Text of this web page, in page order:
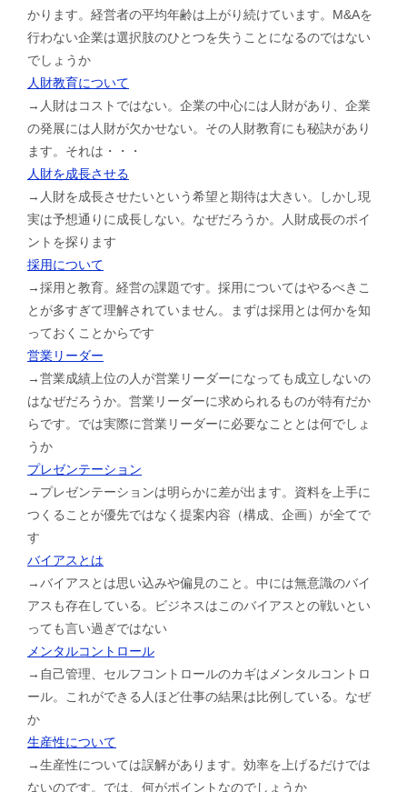
かります。経営者の平均年齢は上がり続けています。M&Aを
行わない企業は選択肢のひとつを失うことになるのではない
でしょうか
人財教育について
→人財はコストではない。企業の中心には人財があり、企業
の発展には人財が欠かせない。その人財教育にも秘訣があり
ます。それは・・・
人財を成長させる
→人財を成長させたいという希望と期待は大きい。しかし現
実は予想通りに成長しない。なぜだろうか。人財成長のポイ
ントを探ります
採用について
→採用と教育。経営の課題です。採用についてはやるべきこ
とが多すぎて理解されていません。まずは採用とは何かを知
っておくことからです
営業リーダー
→営業成績上位の人が営業リーダーになっても成立しないの
はなぜだろうか。営業リーダーに求められるものが特有だか
らです。では実際に営業リーダーに必要なこととは何でしょ
うか
プレゼンテーション
→プレゼンテーションは明らかに差が出ます。資料を上手に
つくることが優先ではなく提案内容（構成、企画）が全てで
す
バイアスとは
→バイアスとは思い込みや偏見のこと。中には無意識のバイ
アスも存在している。ビジネスはこのバイアスとの戦いとい
っても言い過ぎではない
メンタルコントロール
→自己管理、セルフコントロールのカギはメンタルコントロ
ール。これができる人ほど仕事の結果は比例している。なぜ
か
生産性について
→生産性については誤解があります。効率を上げるだけでは
ないのです。では、何がポイントなのでしょうか